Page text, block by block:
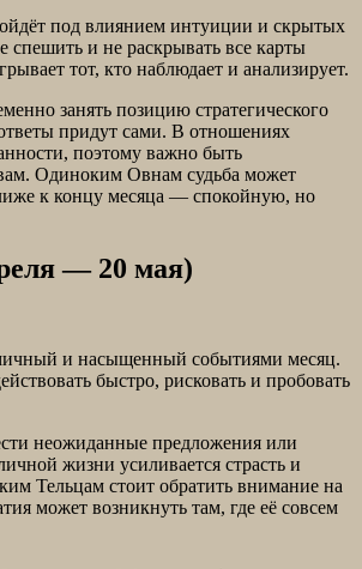
под влиянием интуиции и скрытых
спешить и не раскрывать все карты
тот, кто наблюдает и анализирует.
занять позицию стратегического
придут сами. В отношениях
поэтому важно быть
Одиноким Овнам судьба может
к концу месяца — спокойную, но
— 20 мая)
и насыщенный событиями месяц.
быстро, рисковать и пробовать
неожиданные предложения или
жизни усиливается страсть и
Тельцам стоит обратить внимание на
может возникнуть там, где её совсем